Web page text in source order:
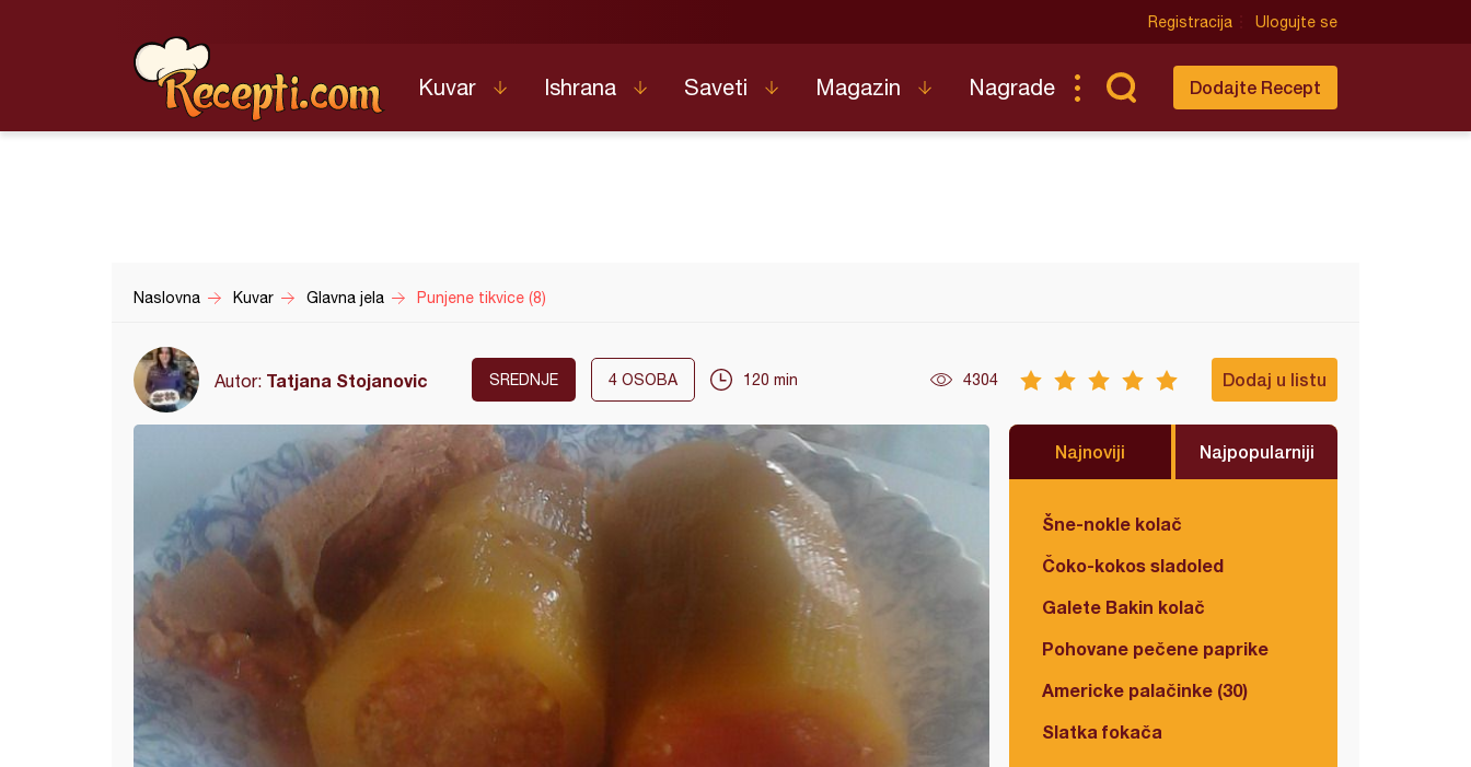
Registracija Ulogujte se
Kuvar Ishrana Saveti Magazin Nagrade Dodajte Recept
Naslovna Kuvar Glavna jela Punjene tikvice (8)
Autor: Tatjana Stojanovic SREDNJE 4 OSOBA 120 min 4304 Dodaj u listu
Najnoviji Najpopularniji
Šne-nokle kolač
Čoko-kokos sladoled
Galete Bakin kolač
Pohovane pečene paprike
Americke palačinke (30)
Slatka fokača